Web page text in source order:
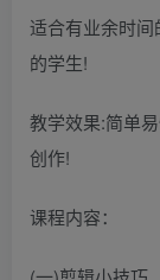
适合有业余时
的学生!
教学效果:简单
创作!
课程内容：